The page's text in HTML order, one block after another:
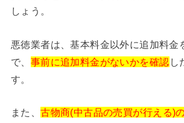
しょう。
悪徳業者は、基本料金以外に追加料金
で、 事前に追加料金がないかを確認 し
す。
また、古物商(中古品の売買が行える)